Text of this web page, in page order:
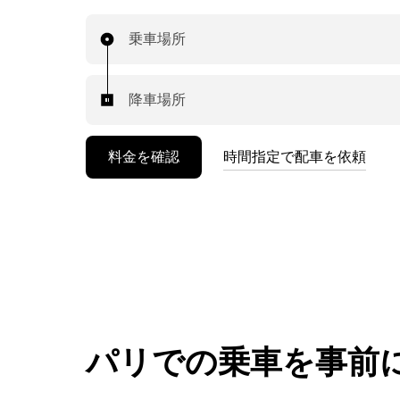
乗車場所
降車場所
料金を確認 時間指定で配車を依頼
パリでの乗車を事前